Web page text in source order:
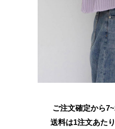
ご注文確定から
送料は1注文あたり